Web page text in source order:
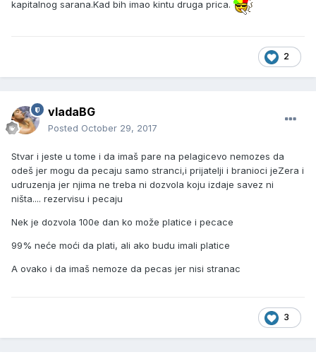
kapitalnog sarana.Kad bih imao kintu druga prica.
2
vladaBG
Posted October 29, 2017
Stvar i jeste u tome i da imaš pare na pelagicevo nemozes da
odeš jer mogu da pecaju samo stranci,i prijatelji i branioci jeZera i
udruzenja jer njima ne treba ni dozvola koju izdaje savez ni
ništa.... rezervisu i pecaju
Nek je dozvola 100e dan ko može platice i pecace
99% neće moći da plati, ali ako budu imali platice
A ovako i da imaš nemoze da pecas jer nisi stranac
3